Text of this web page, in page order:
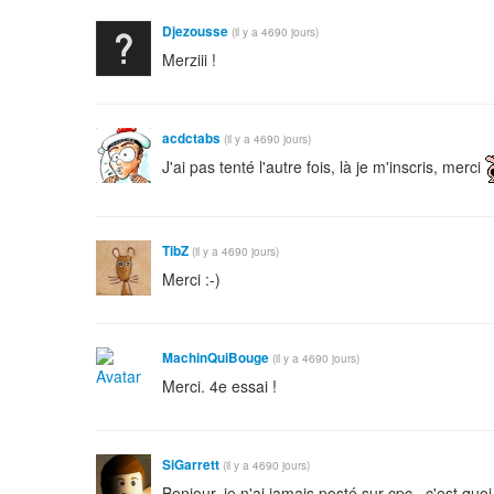
Djezousse (il y a 4690 jours)
Merziii !
acdctabs (il y a 4690 jours)
J'ai pas tenté l'autre fois, là je m'inscris, merci
TibZ (il y a 4690 jours)
Merci :-)
MachinQuiBouge (il y a 4690 jours)
Merci. 4e essai !
SiGarrett (il y a 4690 jours)